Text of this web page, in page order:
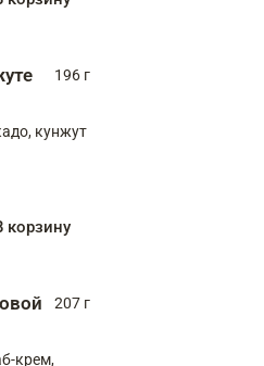
196 г
кунжут
корзину
207 г
крем,